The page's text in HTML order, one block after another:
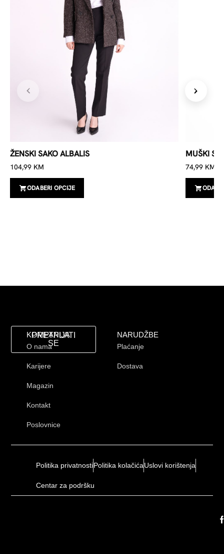
ŽENSKI SAKO ALBALIS
104,99 KM
ODABERI OPCIJE
MUŠKI
74,99 KM
KOMPANIJA
O nama
Karijere
Magazin
Kontakt
Poslovnice
NARUDŽBE
Plaćanje
Dostava
PRETPLATI
SE
Politika privatnostiPolitika kolačićaUslovi korištenja
Centar za podršku